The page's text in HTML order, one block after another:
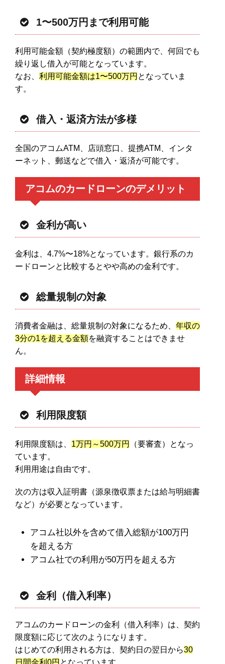
1〜500万円まで利用可能
利用可能金額（契約極度額）の範囲内で、何回でも
繰り返し借入が可能となっています。
なお、 利用可能金額は1〜500万円 となっていま
す。
借入・返済方法が多様
全国のアコムATM、店頭窓口、提携ATM、インタ
ーネット、郵送などで借入・返済が可能です。
アコムのカードローンのデメリット
金利が高い
金利は、4.7%〜18%となっています。銀行系のカ
ードローンと比較するとやや高めの金利です。
総量規制の対象
消費者金融は、総量規制の対象になるため、 年収の
3分の1を超える金額を融資することはできませ
ん。
詳細情報
利用限度額
利用限度額は、 1万円～500万円
（要審査）となっ
ています。
利用用途は自由です。
次の方は収入証明書（源泉徴収票または給与明細書
など）が必要となっています。
アコム社以外を含めて借入総額が100万円
を超える方
アコム社での利用が50万円を超える方
金利（借入利率）
アコムのカードローンの金利（借入利率）は、契約
限度額に応じて次のようになります。
はじめての利用される方は、契約日の翌日から30
日間金利0円 となっています。